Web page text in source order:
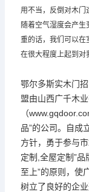
用不当，反倒对木门
随着空气湿度会产
重的话，我们可以在
在很大程度上起到对
鄂尔多斯实木门
盟由山西广千木
（
品”的公司。自成
方针，勇于参与
定制,全屋定制”
至上”的原则，使
树立了良好的企